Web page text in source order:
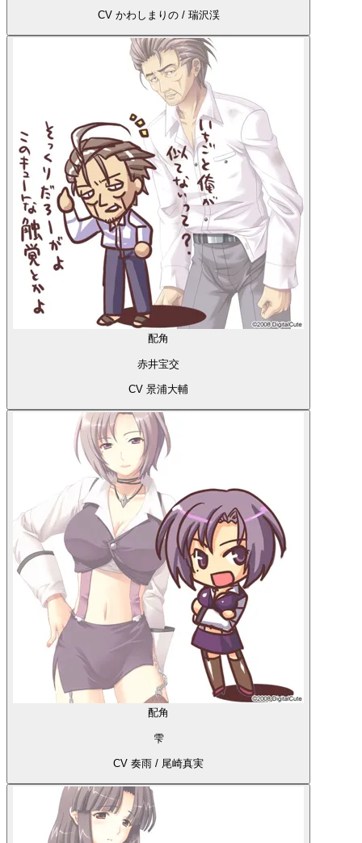
CV かわしまりの / 瑞沢渓
配角
赤井宝交
CV 景浦大輔
配角
雫
CV 奏雨 / 尾崎真実